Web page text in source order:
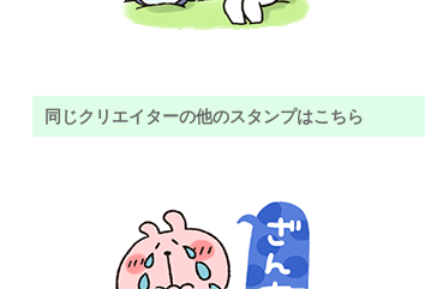
同じクリエイターの他のスタンプはこちら